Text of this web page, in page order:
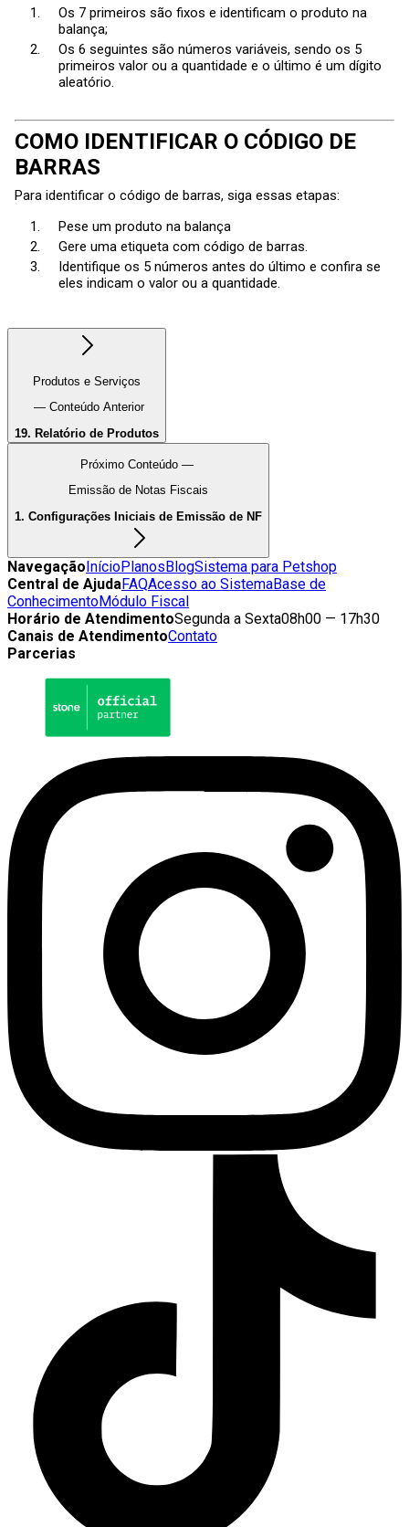
Os 7 primeiros são fixos e identificam o produto na
balança;
Os 6 seguintes são números variáveis, sendo os 5
primeiros valor ou a quantidade e o último é um dígito
aleatório.
COMO IDENTIFICAR O CÓDIGO DE
BARRAS
Para identificar o código de barras, siga essas etapas:
Pese um produto na balança
Gere uma etiqueta com código de barras.
Identifique os 5 números antes do último e confira se
eles indicam o valor ou a quantidade.
Produtos e Serviços
— Conteúdo Anterior
19. Relatório de Produtos
Próximo Conteúdo —
Emissão de Notas Fiscais
1. Configurações Iniciais de Emissão de NF
NavegaçãoInícioPlanosBlogSistema para Petshop
Central de AjudaFAQAcesso ao SistemaBase de
ConhecimentoMódulo Fiscal
Horário de AtendimentoSegunda a Sexta08h00 — 17h30
Canais de AtendimentoContato
Parcerias